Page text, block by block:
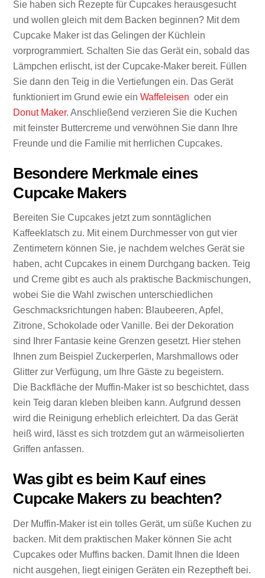
Sie haben sich Rezepte für Cupcakes herausgesucht
und wollen gleich mit dem Backen beginnen? Mit dem
Cupcake Maker ist das Gelingen der Küchlein
vorprogrammiert. Schalten Sie das Gerät ein, sobald das
Lämpchen erlischt, ist der Cupcake-Maker bereit. Füllen
Sie dann den Teig in die Vertiefungen ein. Das Gerät
funktioniert im Grund ewie einWaffeleisenoder ein
Donut Maker. Anschließend verzieren Sie die Kuchen
mit feinster Buttercreme und verwöhnen Sie dann Ihre
Freunde und die Familie mit herrlichen Cupcakes.
Besondere Merkmale eines
Cupcake Makers
Bereiten Sie Cupcakes jetzt zum sonntäglichen
Kaffeeklatsch zu. Mit einem Durchmesser von gut vier
Zentimetern können Sie, je nachdem welches Gerät sie
haben, acht Cupcakes in einem Durchgang backen. Teig
und Creme gibt es auch als praktische Backmischungen,
wobei Sie die Wahl zwischen unterschiedlichen
Geschmacksrichtungen haben: Blaubeeren, Apfel,
Zitrone, Schokolade oder Vanille. Bei der Dekoration
sind Ihrer Fantasie keine Grenzen gesetzt. Hier stehen
Ihnen zum Beispiel Zuckerperlen, Marshmallows oder
Glitter zur Verfügung, um Ihre Gäste zu begeistern.
Die Backfläche der Muffin-Maker ist so beschichtet, dass
kein Teig daran kleben bleiben kann. Aufgrund dessen
wird die Reinigung erheblich erleichtert. Da das Gerät
heiß wird, lässt es sich trotzdem gut an wärmeisolierten
Griffen anfassen.
Was gibt es beim Kauf eines
Cupcake Makers zu beachten?
Der Muffin-Maker ist ein tolles Gerät, um süße Kuchen zu
backen. Mit dem praktischen Maker können Sie acht
Cupcakes oder Muffins backen. Damit Ihnen die Ideen
nicht ausgehen, liegt einigen Geräten ein Rezeptheft bei.